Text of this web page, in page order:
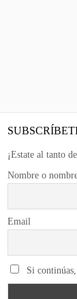
¡Estate al tanto
Nombre o
Email
Si